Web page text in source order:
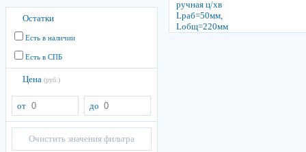
Остатки
Есть в наличии
Есть в СПБ
Цена (руб.)
от до
Очистить значения фильтра